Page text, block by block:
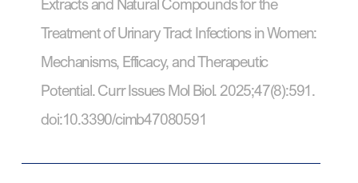
Treatment of Urinary Tract Infections in Women:
Mechanisms, Efficacy, and Therapeutic
Potential. Curr Issues Mol Biol. 2025;47(8):591.
doi:10.3390/cimb47080591